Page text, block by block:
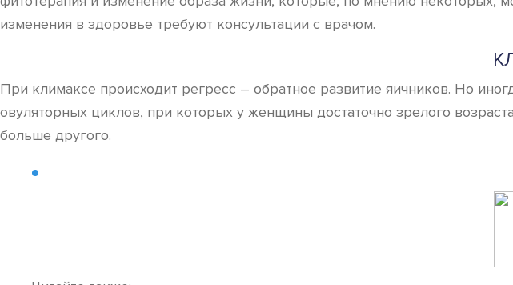
изменения в здоровье требуют консультации с врачом.
При климаксе происходит регресс – обратное развитие яичников. Но
овуляторных циклов, при которых у женщины достаточно зрелого
больше другого.